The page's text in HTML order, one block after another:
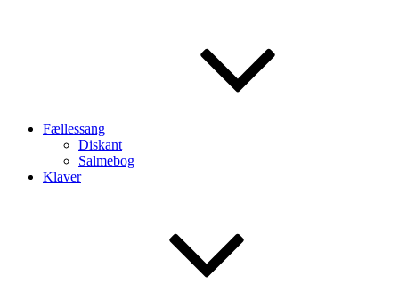
Fællessang
Diskant
Salmebog
Klaver